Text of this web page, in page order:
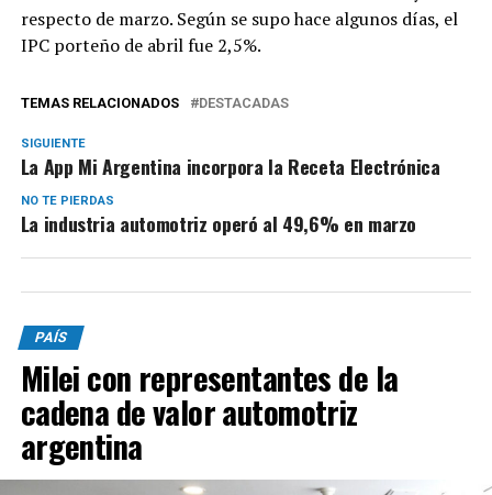
respecto de marzo. Según se supo hace algunos días, el
IPC porteño de abril fue 2,5%.
TEMAS RELACIONADOS DESTACADAS
SIGUIENTE
La App Mi Argentina incorpora la Receta Electrónica
NO TE PIERDAS
La industria automotriz operó al 49,6% en marzo
PAÍS
Milei con representantes de la
cadena de valor automotriz
argentina